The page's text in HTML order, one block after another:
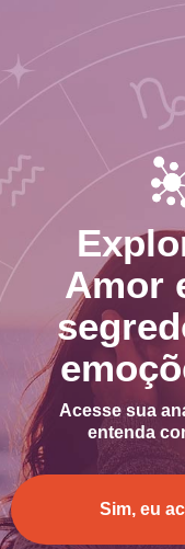
Amor
Acesse sua
entenda
Sim, eu